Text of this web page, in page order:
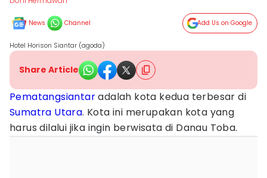
News Channel Add Us on Google
Hotel Horison Siantar (agoda)
Share Article
Pematangsiantaradalah kota kedua terbesar di
Sumatra Utara. Kota ini merupakan kota yang
harus dilalui jika ingin berwisata di Danau Toba.